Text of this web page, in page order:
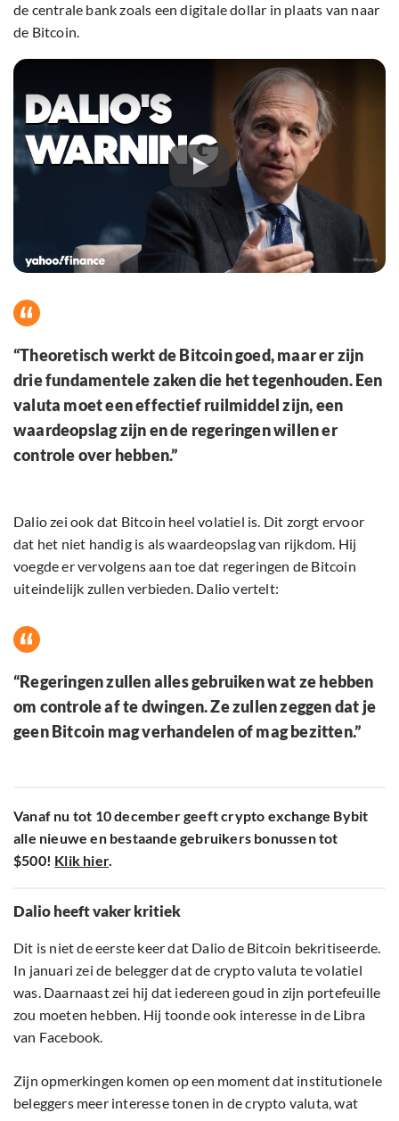
de centrale bank zoals een digitale dollar in plaats van naar
de Bitcoin.
“Theoretisch werkt de Bitcoin goed, maar er zijn
drie fundamentele zaken die het tegenhouden. Een
valuta moet een effectief ruilmiddel zijn, een
waardeopslag zijn en de regeringen willen er
controle over hebben.”
Dalio zei ook dat Bitcoin heel volatiel is. Dit zorgt ervoor
dat het niet handig is als waardeopslag van rijkdom. Hij
voegde er vervolgens aan toe dat regeringen de Bitcoin
uiteindelijk zullen verbieden. Dalio vertelt:
“Regeringen zullen alles gebruiken wat ze hebben
om controle af te dwingen. Ze zullen zeggen dat je
geen Bitcoin mag verhandelen of mag bezitten.”
Vanaf nu tot 10 december geeft crypto exchange Bybit
alle nieuwe en bestaande gebruikers bonussen tot
$500! Klik hier.
Dalio heeft vaker kritiek
Dit is niet de eerste keer dat Dalio de Bitcoin bekritiseerde.
In januari zei de belegger dat de crypto valuta te volatiel
was. Daarnaast zei hij dat iedereen goud in zijn portefeuille
zou moeten hebben. Hij toonde ook interesse in de Libra
van Facebook.
Zijn opmerkingen komen op een moment dat institutionele
beleggers meer interesse tonen in de crypto valuta, wat